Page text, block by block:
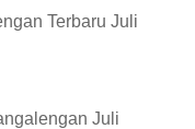
Terbaru Juli
Juli